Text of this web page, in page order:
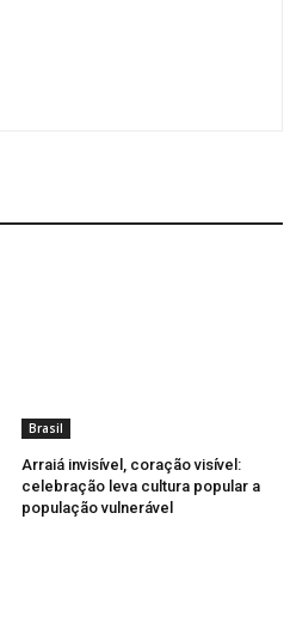
Brasil
Arraiá invisível, coração visível:
celebração leva cultura popular a
população vulnerável